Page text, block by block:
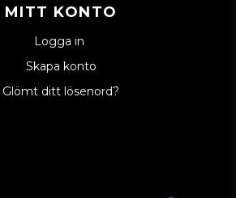
MITT KONTO
Logga in
Skapa konto
Glömt ditt lösenord?